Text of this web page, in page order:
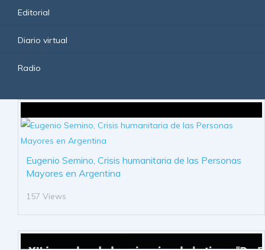
Editorial
Diario virtual
Radio
Eugenio Semino, Crisis humanitaria de las Personas
Mayores en Argentina
157 Views